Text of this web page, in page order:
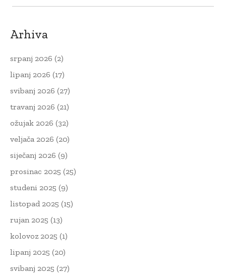
Arhiva
srpanj 2026 (2)
lipanj 2026 (17)
svibanj 2026 (27)
travanj 2026 (21)
ožujak 2026 (32)
veljača 2026 (20)
siječanj 2026 (9)
prosinac 2025 (25)
studeni 2025 (9)
listopad 2025 (15)
rujan 2025 (13)
kolovoz 2025 (1)
lipanj 2025 (20)
svibanj 2025 (27)